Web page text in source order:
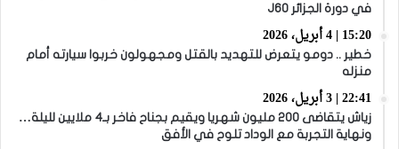
في دورة الجزائر J60
15:20 | 4 أبريل، 2026
خطير .. دومو يتعرض للتهديد بالقتل ومجهولون خربوا سيارته أمام
منزله
22:41 | 3 أبريل، 2026
زياش يتقاضى 200 مليون شهريا ويقيم بجناح فاخر بـ4 ملايين لليلة…
ونهاية التجربة مع الوداد تلوح في الأفق